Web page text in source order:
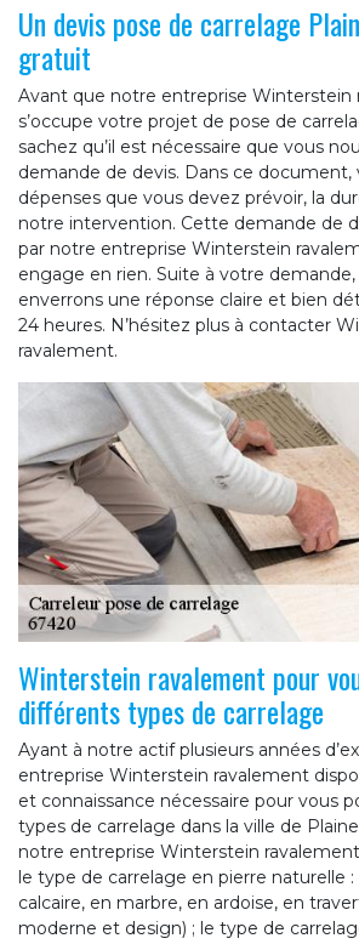
Un devis pose de carrelage
gratuit
Avant que notre entreprise Winterstein
s’occupe votre projet de pose de
sachez qu’il est nécessaire que vous
demande de devis. Dans ce document,
dépenses que vous devez prévoir, la
notre intervention. Cette demande de
par notre entreprise Winterstein
engage en rien. Suite à votre
enverrons une réponse claire et bien
24 heures. N’hésitez plus à contacter
ravalement.
Winterstein ravalement pour
différents types de carrelage
Ayant à notre actif plusieurs années
entreprise Winterstein ravalement
et connaissance nécessaire pour vous
types de carrelage dans la ville de
notre entreprise Winterstein
le type de carrelage en pierre naturelle
calcaire, en marbre, en ardoise, en
moderne et design) ; le type de